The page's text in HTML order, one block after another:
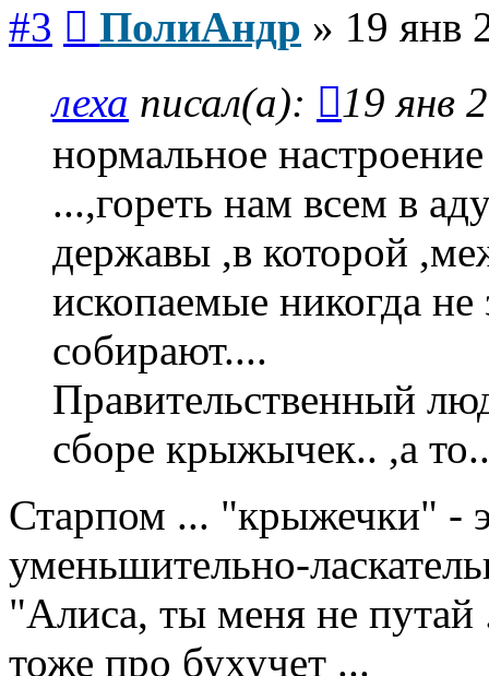
#3 ПолиАндр » 19 янв
леха писал(а):
19 янв
нормальное
...,гореть нам всем в
державы ,в которой
ископаемые никогда
собирают....
Правительственный
сборе крыжычек.. ,а
Старпом ... "крыжечки" -
уменьшительно-
"Алиса, ты меня не
тоже про бухучет ...